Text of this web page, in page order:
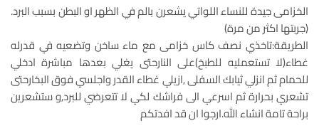
الخزامى جيدة للنساء اللواتي يشعرن بالم في الظهر او البطن بسبب البرد.
(جربتها اكثر من مرة)
الطريقة:تاخذي نصف كاس خزامى مع ماء ساخن وتضعيه في قدرله
غطاء(لا تستعمليه للطبخ)على النارحتى يغلي بعدها مباشرة ادخلي
للحمام ثم انزلي ثيابك السفلى ,ازيلي غطاء القدر واجلسي فوق البخارحتى
تشعري بحرارة ثم اسرعي الى فراشك لكي لا تتعرضي للبرد,و ستشعرين
براحة تامة انشاء الله.ارجوا ان قد افدتكم